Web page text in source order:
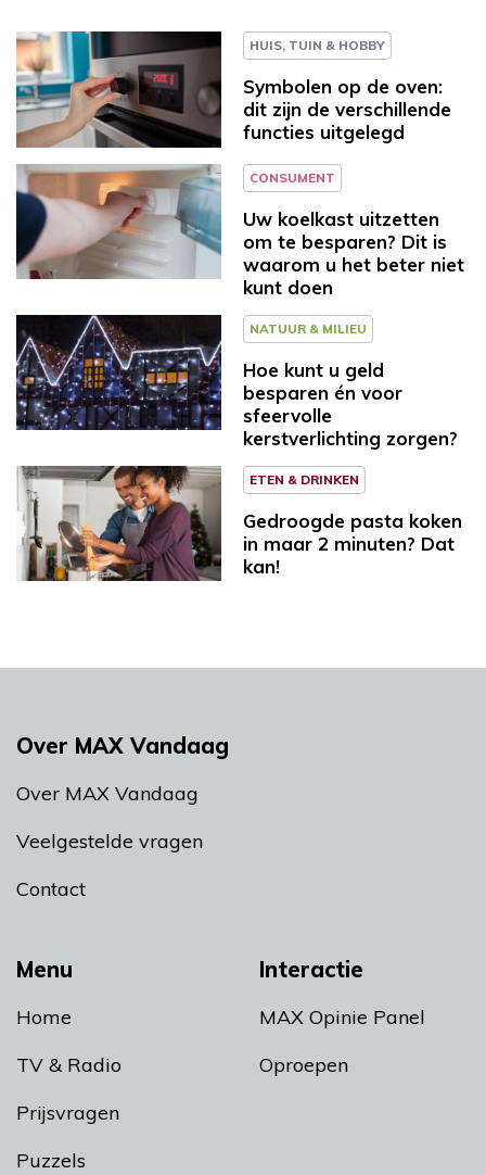
HUIS, TUIN & HOBBY
Symbolen op de oven:
dit zijn de verschillende
functies uitgelegd
CONSUMENT
Uw koelkast uitzetten
om te besparen? Dit is
waarom u het beter niet
kunt doen
NATUUR & MILIEU
Hoe kunt u geld
besparen én voor
sfeervolle
kerstverlichting zorgen?
ETEN & DRINKEN
Gedroogde pasta koken
in maar 2 minuten? Dat
kan!
Menu
Home
TV & Radio
Prijsvragen
Puzzels
Interactie
MAX Opinie Panel
Oproepen
Over MAX Vandaag
Over MAX Vandaag
Veelgestelde vragen
Contact